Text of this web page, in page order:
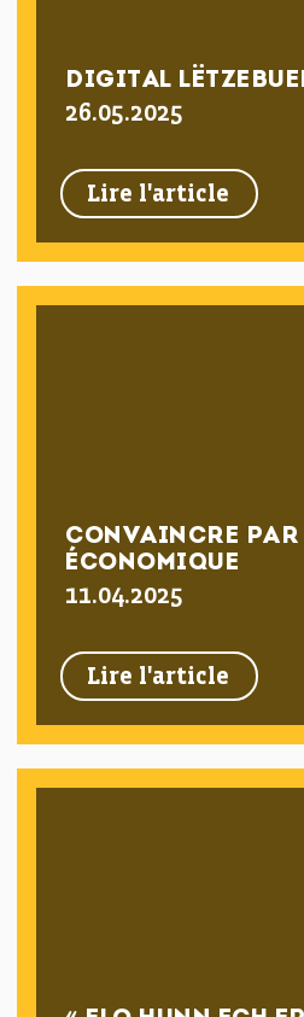
DIGITAL
Lire l'article
26.05.2025
CONVAINCRE PAR
ÉCONOMIQUE
Lire l'article
11.04.2025